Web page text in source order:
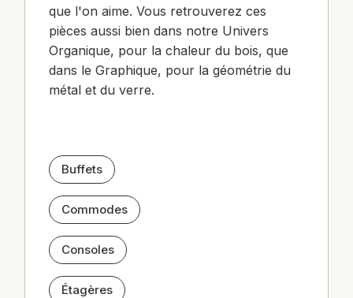
que l'on aime. Vous retrouverez ces
pièces aussi bien dans notre Univers
Organique, pour la chaleur du bois, que
dans le Graphique, pour la géométrie du
métal et du verre.
Buffets
Commodes
Consoles
Étagères